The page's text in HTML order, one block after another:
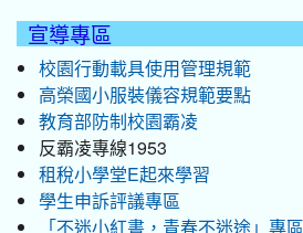
宣導專區
校園行動載具使用管理規範
高榮國小服裝儀容規範要點
教育部防制校園霸凌
反霸凌專線1953
租稅小學堂E起來學習
學生申訴評議專區
「不迷小紅書，青春不迷途」專區